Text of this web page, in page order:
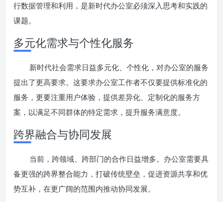
行数据管理和利用，是新时代办公室必须深入思考和实践的
课题。
多元化需求与个性化服务
新时代社会需求日益多元化、个性化，对办公室的服务
提出了更高要求。这要求办公室工作者不仅要提供标准化的
服务，更要注重用户体验，提供差异化、定制化的服务方
案，以满足不同群体的特定需求，提升服务满意度。
跨界融合与协同发展
当前，跨领域、跨部门的合作日益增多。办公室需要具
备更强的跨界整合能力，打破传统壁垒，促进资源共享和优
势互补，在更广阔的范围内推动协同发展。